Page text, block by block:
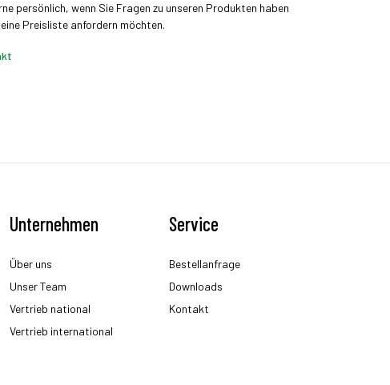
persönlich, wenn Sie Fragen zu unseren Produkten haben
Preisliste anfordern möchten.
Unternehmen
Über uns
Unser Team
Vertrieb national
Vertrieb international
Service
Bestellanfrage
Downloads
Kontakt